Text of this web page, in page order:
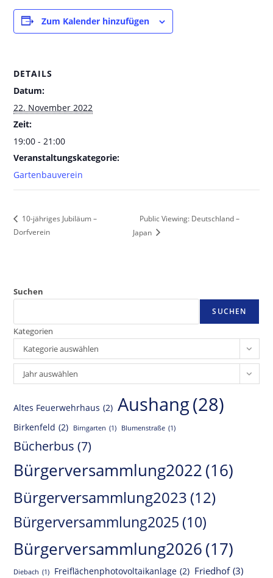
Zum Kalender hinzufügen
DETAILS
Datum:
22. November 2022
Zeit:
19:00 - 21:00
Veranstaltungskategorie:
Gartenbauverein
10-jähriges Jubiläum –
Dorfverein
Public Viewing: Deutschland –
Japan
Suchen
SUCHEN
Kategorien
Kategorie auswählen
Archiv
Jahr auswählen
Altes Feuerwehrhaus (2) Aushang(28)
Birkenfeld (2) Birngarten (1) Blumenstraße (1)
Bücherbus (7)
Bürgerversammlung2022 (16)
Bürgerversammlung2023 (12)
Bürgerversammlung2025 (10)
Bürgerversammlung2026(17)
Diebach (1) Freiflächenphotovoltaikanlage (2) Friedhof (3)